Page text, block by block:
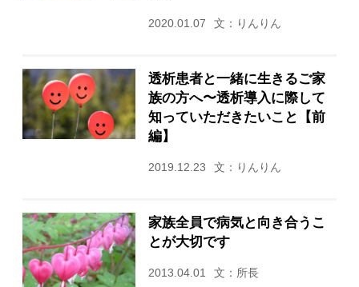
2020.01.07 文：りんりん
透析患者と一緒に生きるご家
族の方へ〜透析導入に際して
知っていただきたいこと【前
編】
2019.12.23 文：りんりん
家族全員で病気と向き合うこ
とが大切です
2013.04.01 文：所長